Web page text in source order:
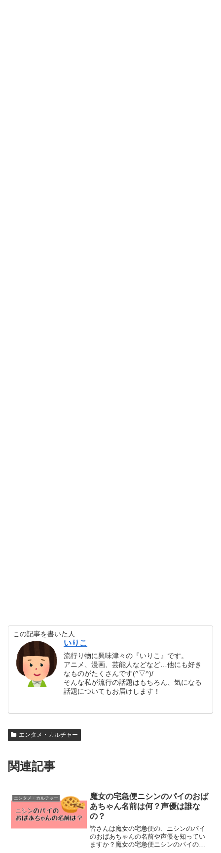
この記事を書いた人
いりこ
流行り物に興味津々の『いりこ』です。
アニメ、漫画、芸能人などなど…他にも好き
なものがたくさんです(^▽^)/
そんな私が流行の話題はもちろん、気になる
話題についてもお届けします！
エンタメ・カルチャー
関連記事
エンタメ・カルチャー
魔女の宅急便ニシンのパイのおば
あちゃん名前は何？声優は誰な
の？
皆さんは魔女の宅急便の、ニシンのパイ
のおばあちゃんの名前や声優を知ってい
ますか？魔女の宅急便ニシンのパイのお